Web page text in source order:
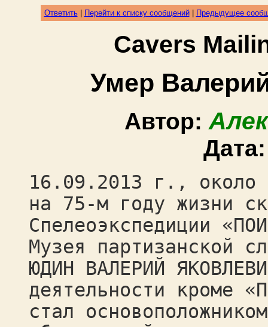
Ответить| Перейти к списку сообщений| Предыдущее
Cavers
Умер
Автор:
16.09.2013 г., около
на 75-м году жизни
Спелеоэкспедиции
Музея партизанской
ЮДИН ВАЛЕРИЙ
деятельности кроме
стал